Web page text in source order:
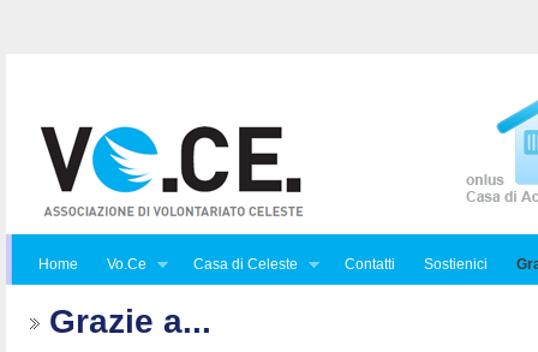
Home Vo.Ce Casa di Celeste Contatti Sostienici
Grazie a...